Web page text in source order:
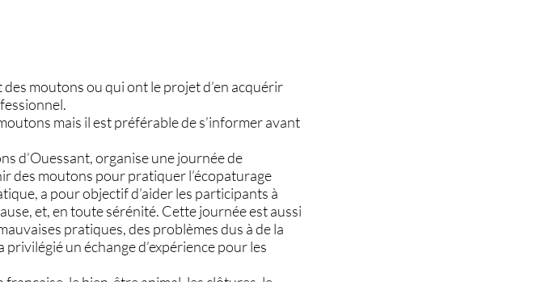
moutons ou qui ont le projet d’en acquérir
mais il est préférable de s’informer avant
d’Ouessant, organise une journée de
des moutons pour pratiquer l’écopaturage
a pour objectif d’aider les participants à
et, en toute sérénité. Cette journée est aussi
pratiques, des problèmes dus à de la
un échange d’expérience pour les